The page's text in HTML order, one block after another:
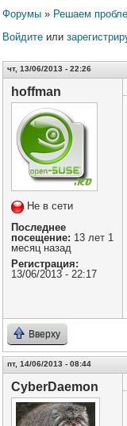
Форумы » Решаем
Войдите или
чт, 13/06/2013 - 22:26
hoffman
Не в сети
Последнее
посещение: 13 лет 1
месяц назад
Регистрация:
13/06/2013 - 22:17
Вверху
пт, 14/06/2013 - 08:44
CyberDaemon